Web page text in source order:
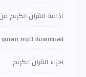
اذاعة القران الكريم
quran mp3 download
اجزاء القران الكريم